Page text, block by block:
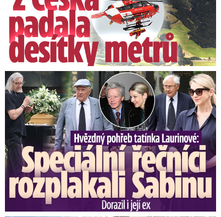
Bouřky a kroupy bičují Česko,
sobotní liják uvěznil děti v
domečku. Sledujte radar…
Speciální řečníci nad rakví Laurina: Rozbrečeli i dceru